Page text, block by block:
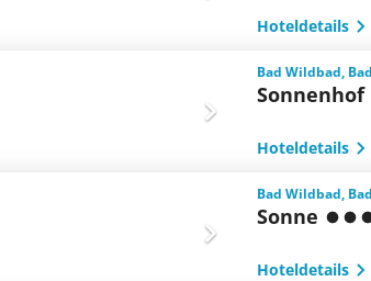
Hoteldetails
Bad Wildbad,
Sonnenhof
Hoteldetails
Bad Wildbad,
Sonne
Hoteldetails